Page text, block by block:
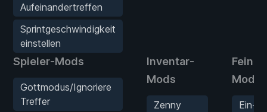
Aufeinandertreffen
Sprintgeschwindigkeit
einstellen
Spieler-Mods
Gottmodus/Ignoriere
Treffer
Inventar-
Mods
Zenny
Mods
Ein-